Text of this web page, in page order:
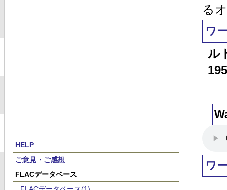
HELP
ご意見・ご感想
FLACデータベース
る
ワ
ル
ワ